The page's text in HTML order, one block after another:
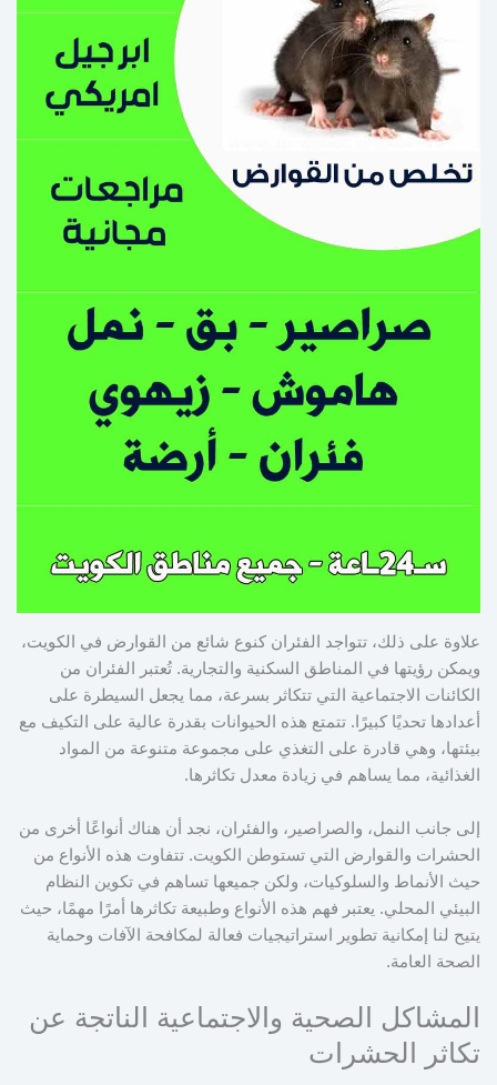
علاوة على ذلك، تتواجد الفئران كنوع شائع من القوارض في الكويت،
ويمكن رؤيتها في المناطق السكنية والتجارية. تُعتبر الفئران من
الكائنات الاجتماعية التي تتكاثر بسرعة، مما يجعل السيطرة على
أعدادها تحديًا كبيرًا. تتمتع هذه الحيوانات بقدرة عالية على التكيف مع
بيئتها، وهي قادرة على التغذي على مجموعة متنوعة من المواد
الغذائية، مما يساهم في زيادة معدل تكاثرها.
إلى جانب النمل، والصراصير، والفئران، نجد أن هناك أنواعًا أخرى من
الحشرات والقوارض التي تستوطن الكويت. تتفاوت هذه الأنواع من
حيث الأنماط والسلوكيات، ولكن جميعها تساهم في تكوين النظام
البيئي المحلي. يعتبر فهم هذه الأنواع وطبيعة تكاثرها أمرًا مهمًا، حيث
يتيح لنا إمكانية تطوير استراتيجيات فعالة لمكافحة الآفات وحماية
الصحة العامة.
المشاكل الصحية والاجتماعية الناتجة عن
تكاثر الحشرات